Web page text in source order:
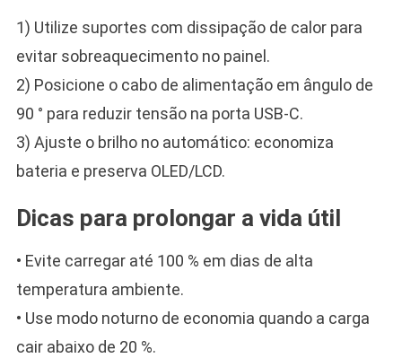
1) Utilize suportes com dissipação de calor para
evitar sobreaquecimento no painel.
2) Posicione o cabo de alimentação em ângulo de
90 ° para reduzir tensão na porta USB-C.
3) Ajuste o brilho no automático: economiza
bateria e preserva OLED/LCD.
Dicas para prolongar a vida útil
• Evite carregar até 100 % em dias de alta
temperatura ambiente.
• Use modo noturno de economia quando a carga
cair abaixo de 20 %.